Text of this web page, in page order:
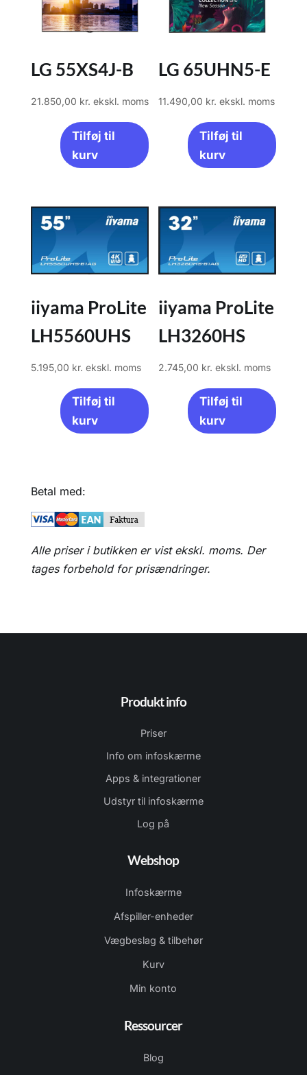
LG 55XS4J-B
21.850,00 kr. ekskl. moms
Tilføj til
kurv
LG 65UHN5-E
11.490,00 kr. ekskl. moms
Tilføj til
kurv
iiyama ProLite
LH5560UHS
5.195,00 kr. ekskl. moms
Tilføj til
kurv
iiyama ProLite
LH3260HS
2.745,00 kr. ekskl. moms
Tilføj til
kurv
Betal med:
Alle priser i butikken er vist ekskl. moms. Der
tages forbehold for prisændringer.
Produkt info
Priser
Info om infoskærme
Apps & integrationer
Udstyr til infoskærme
Log på
Webshop
Infoskærme
Afspiller-enheder
Vægbeslag & tilbehør
Kurv
Min konto
Ressourcer
Blog